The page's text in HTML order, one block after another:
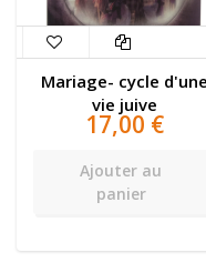
Mariage- cycle d'une
vie juive
17,00 €
Ajouter au
panier